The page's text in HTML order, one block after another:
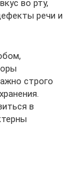
во рту,
речи и
строго
в